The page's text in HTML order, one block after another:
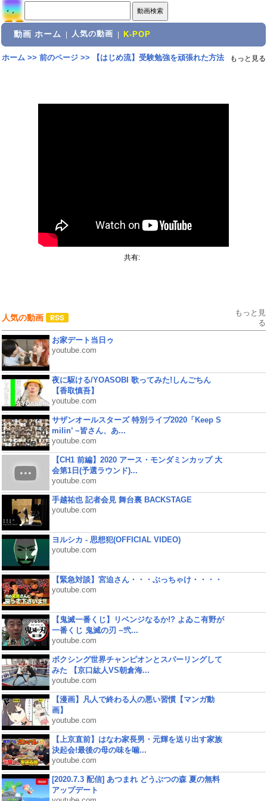
動画 ホーム 人気の動画 K-POP
ホーム>> 前のページ>> 【はじめ流】受験勉強を頑張れた方法 もっと見る
共有:
人気の動画
もっと見
る
お家デート当日ゥ
youtube.com
夜に駆ける/YOASOBI 歌ってみた!しんごちん
【香取慎吾】
youtube.com
サザンオールスターズ 特別ライブ2020「Keep S
milin’ ~皆さん、あ...
youtube.com
【CH1 前編】2020 アース・モンダミンカップ 大
会第1日(予選ラウンド)...
youtube.com
手越祐也 記者会見 舞台裏 BACKSTAGE
youtube.com
ヨルシカ - 思想犯(OFFICIAL VIDEO)
youtube.com
【緊急対談】宮迫さん・・・ぶっちゃけ・・・・
youtube.com
【鬼滅一番くじ】リベンジなるか!? よゐこ有野が
一番くじ 鬼滅の刃 ~弐...
youtube.com
ボクシング世界チャンピオンとスパーリングして
みた 【京口紘人VS朝倉海...
youtube.com
【漫画】凡人で終わる人の悪い習慣【マンガ動
画】
youtube.com
【上京直前】はなわ家長男・元輝を送り出す家族
決起会!最後の母の味を噛...
youtube.com
[2020.7.3 配信] あつまれ どうぶつの森 夏の無料
アップデート